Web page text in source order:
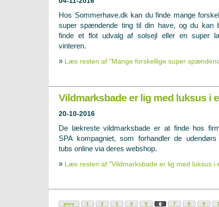
Hos Sommerhave.dk kan du finde mange
super spændende ting til din have, og du kan
finde et flot udvalg af solsejl eller en super
vinteren.
» Læs resten af "Mange forskellige super
Vildmarksbade er lig med luksus i
20-10-2016
De lækreste vildmarksbade er at finde hos
SPA kompagniet, som forhandler de udendørs
tubs online via deres webshop.
» Læs resten af "Vildmarksbade er lig med luksus i
prev 1 2 3 4 5 6 7 8 9